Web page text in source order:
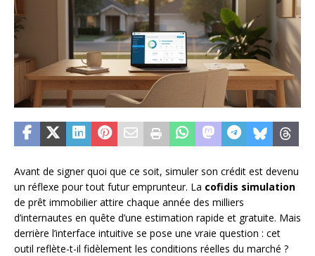
Avant de signer quoi que ce soit, simuler son crédit est devenu
un réflexe pour tout futur emprunteur. La cofidis simulation
de prêt immobilier attire chaque année des milliers
d’internautes en quête d’une estimation rapide et gratuite. Mais
derrière l’interface intuitive se pose une vraie question : cet
outil reflète-t-il fidèlement les conditions réelles du marché ?